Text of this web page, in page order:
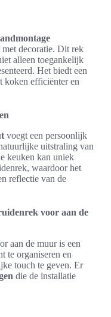
decoratie. Dit rek
alleen toegankelijk
Het biedt een
koken efficiënter en
voegt een persoonlijk
uitstraling van
keuken kan uniek
waardoor het
reflectie van de
voor aan de
aan de muur is een
te organiseren en
touch te geven. Er
die de installatie